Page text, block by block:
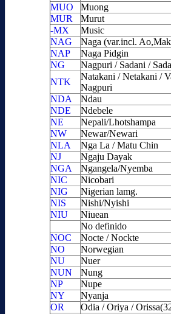
MUO
Muong
MUR
Murut
-MX
Music
NAG
Naga (var.incl.
NAP
Naga Pidgin
NG
Nagpuri / Sadani /
NTK
Natakani / Netakani /
Nagpuri
NDA
Ndau
NDE
Ndebele
NE
Nepali/Lhotshampa
NW
Newar/Newari
NLA
Nga La / Matu Chin
NJ
Ngaju Dayak
NGA
Ngangela/Nyemba
NIC
Nicobari
NIG
Nigerian lamg.
NIS
Nishi/Nyishi
NIU
Niuean
No definido
NOC
Nocte / Nockte
NO
Norwegian
NU
Nuer
NUN
Nung
NP
Nupe
NY
Nyanja
OR
Odia / Oriya /